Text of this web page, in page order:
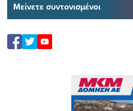
Μείνετε συντονισμένοι